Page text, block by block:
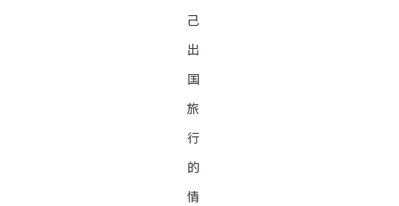
己
出
国
旅
行
的
情